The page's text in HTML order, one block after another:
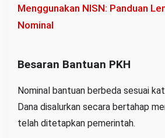
Menggunakan NISN: Panduan
Nominal
Besaran Bantuan PKH
Nominal bantuan berbeda sesuai
Dana disalurkan secara bertahap
telah ditetapkan pemerintah.